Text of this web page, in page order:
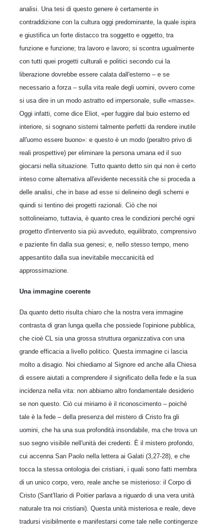
analisi. Una tesi di questo genere è certamente in
contraddizione con la cultura oggi predominante, la quale ispira
e giustifica un forte distacco tra soggetto e oggetto, tra
funzione e funzione; tra lavoro e lavoro; si scontra ugualmente
con tutti quei progetti culturali e politici secondo cui la
liberazione dovrebbe essere calata dall'esterno – e se
necessario a forza – sulla vita reale degli uomini, ovvero come
si usa dire in un modo astratto ed impersonale, sulle «masse».
Oggi infatti, come dice Eliot, «per fuggire dal buio esterno ed
interiore, si sognano sistemi talmente perfetti da rendere inutile
all'uomo essere buono»: e questo è un modo (peraltro privo di
reali prospettive) per eliminare la persona umana ed il suo
giocarsi nella situazione. Tutto quanto detto sin qui non è certo
inteso come alternativa all'evidente necessità che si proceda a
delle analisi, che in base ad esse si delineino degli schemi e
quindi si tentino dei progetti razionali. Ciò che noi
sottolineiamo, tuttavia, è quanto crea le condizioni perché ogni
progetto d'intervento sia più avveduto, equilibrato, comprensivo
e paziente fin dalla sua genesi; e, nello stesso tempo, meno
appesantito dalla sua inevitabile meccanicità ed
approssimazione.
Una immagine coerente
Da quanto detto risulta chiaro che la nostra vera immagine
contrasta di gran lunga quella che possiede l'opinione pubblica,
che cioè CL sia una grossa struttura organizzativa con una
grande efficacia a livello politico. Questa immagine ci lascia
molto a disagio. Noi chiediamo al Signore ed anche alla Chiesa
di essere aiutati a comprendere il significato della fede e la sua
incidenza nella vita: non abbiamo altro fondamentale desiderio
se non questo. Ciò cui miriamo è il riconoscimento – poiché
tale è la fede – della presenza del mistero di Cristo fra gli
uomini, che ha una sua profondità insondabile, ma che trova un
suo segno visibile nell'unità dei credenti. È il mistero profondo,
cui accenna San Paolo nella lettera ai Galati (3,27-28), e che
tocca la stessa ontologia dei cristiani, i quali sono fatti membra
di un unico corpo, vero, reale anche se misterioso: il Corpo di
Cristo (Sant'Ilario di Poitier parlava a riguardo di una vera unità
naturale tra noi cristiani). Questa unità misteriosa e reale, deve
tradursi visibilmente e manifestarsi come tale nelle contingenze